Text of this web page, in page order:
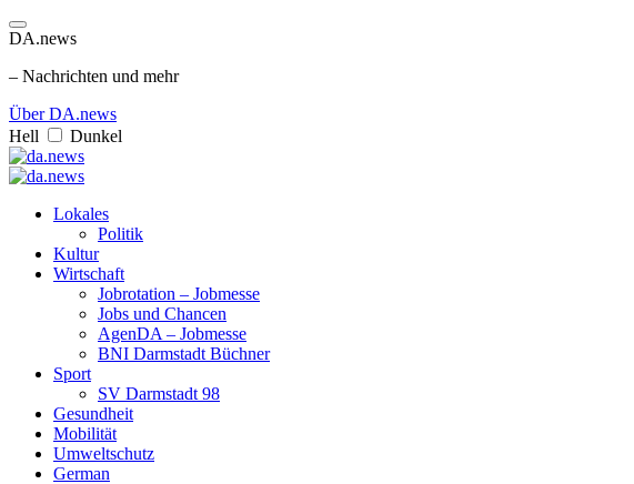
DA.news
– Nachrichten und mehr
Über DA.news
Hell
Dunkel
Lokales
Politik
Kultur
Wirtschaft
Jobrotation – Jobmesse
Jobs und Chancen
AgenDA – Jobmesse
BNI Darmstadt Büchner
Sport
SV Darmstadt 98
Gesundheit
Mobilität
Umweltschutz
German